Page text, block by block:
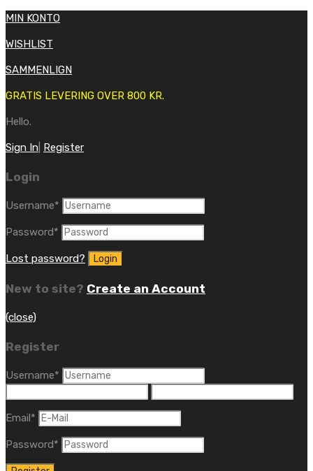
MIN KONTO
WISHLIST
SAMMENLIGN
GRATIS LEVERING OVER 800 KR.
Hello.
Sign In Register
Login
Username*
Password*
Lost password?
New to site? Create an Account
(close)
Register
Username*
Email*
Password*